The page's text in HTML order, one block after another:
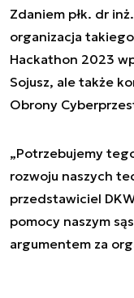
Zdaniem płk. dr
organizacja
Hackathon 2023
Sojusz, ale także
Obrony
„Potrzebujemy
rozwoju naszych
przedstawiciel
pomocy naszym
argumentem za